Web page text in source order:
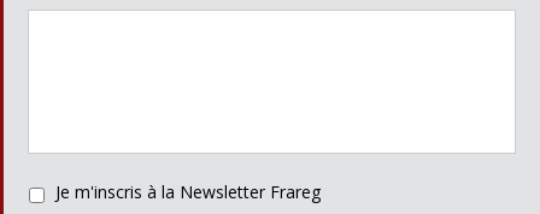
Je m'inscris à la Newsletter Frareg